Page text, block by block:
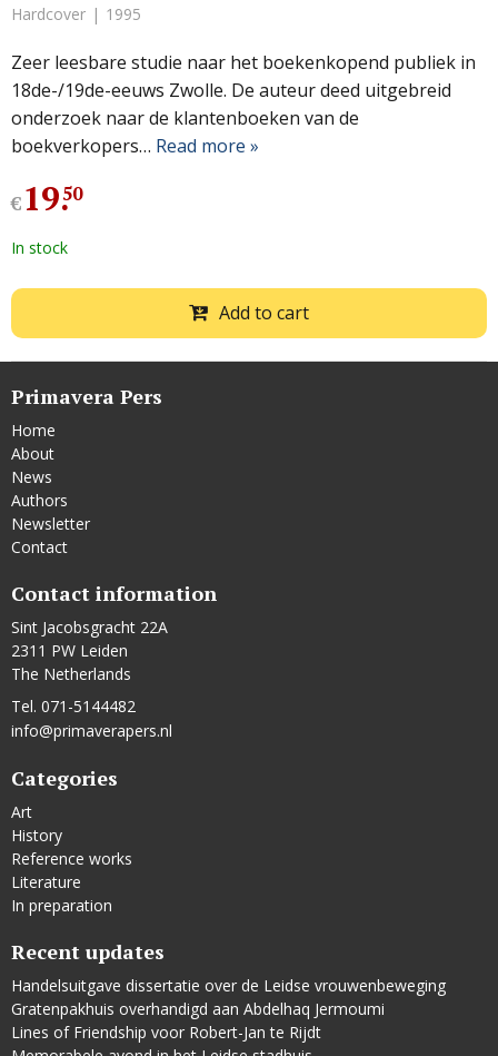
Hardcover 1995
Zeer leesbare studie naar het boekenkopend publiek in
18de-/19de-eeuws Zwolle. De auteur deed uitgebreid
onderzoek naar de klantenboeken van de
boekverkopers… Read more »
€19.
50
In stock
Add to cart
Primavera Pers
Home
About
News
Authors
Newsletter
Contact
Contact information
Sint Jacobsgracht 22A
2311 PW Leiden
The Netherlands
Tel. 071-5144482
info@primaverapers.nl
Categories
Art
History
Reference works
Literature
In preparation
Recent updates
Handelsuitgave dissertatie over de Leidse vrouwenbeweging
Gratenpakhuis overhandigd aan Abdelhaq Jermoumi
Lines of Friendship voor Robert-Jan te Rijdt